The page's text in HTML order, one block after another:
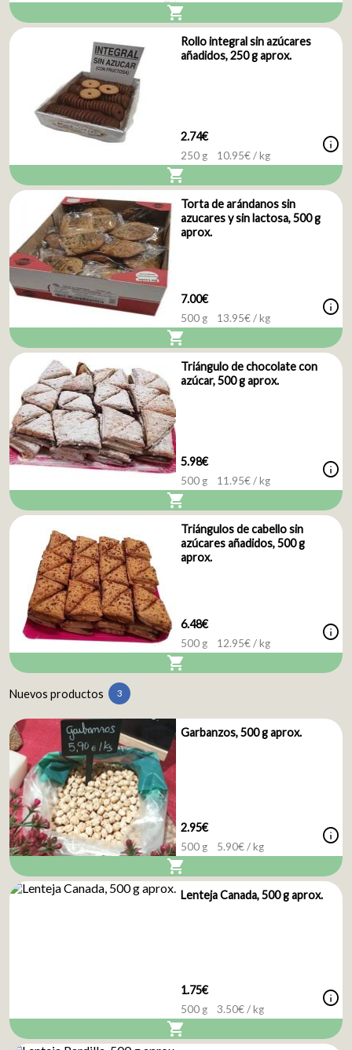
shopping_cart
Rollo integral sin azúcares
añadidos, 250 g aprox.
2.74€
250 g 10.95€ / kg info
shopping_cart
Torta de arándanos sin
azucares y sin lactosa, 500 g
aprox.
7.00€
500 g 13.95€ / kg info
shopping_cart
Triángulo de chocolate con
azúcar, 500 g aprox.
5.98€
500 g 11.95€ / kg info
shopping_cart
Triángulos de cabello sin
azúcares añadidos, 500 g
aprox.
6.48€
500 g 12.95€ / kg info
shopping_cart
Nuevos productos 3
Garbanzos, 500 g aprox.
2.95€
500 g 5.90€ / kg info
shopping_cart
Lenteja Canada, 500 g aprox.
1.75€
500 g 3.50€ / kg info
shopping_cart